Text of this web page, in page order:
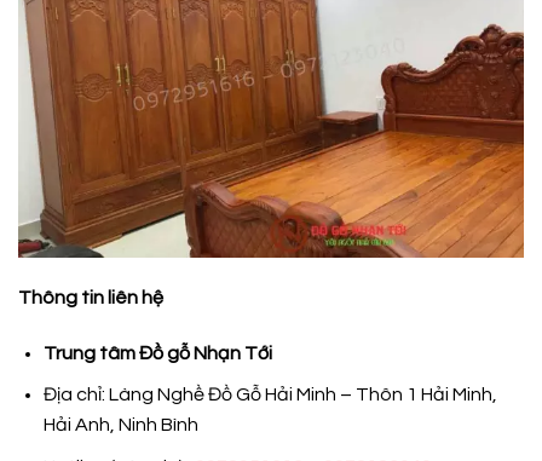
Thông tin liên hệ
Trung tâm Đồ gỗ Nhạn Tới
Địa chỉ: Làng Nghề Đồ Gỗ Hải Minh – Thôn 1 Hải Minh,
Hải Anh, Ninh Bình